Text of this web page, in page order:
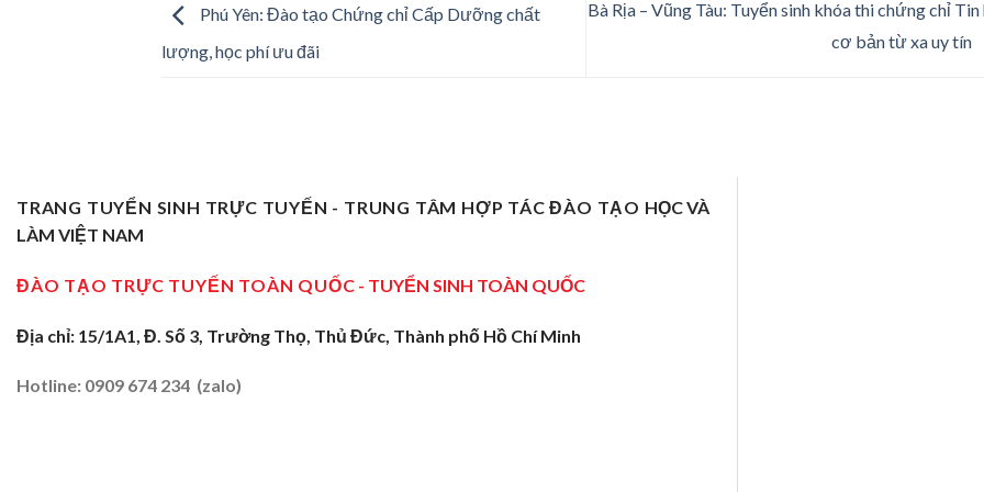
Phú Yên: Đào tạo Chứng chỉ Cấp Dưỡng chất
lượng, học phí ưu đãi
Bà Rịa – Vũng Tàu: Tuyển sinh khóa thi chứng chỉ Tin
cơ bản từ xa uy tín
TRANG TUYỂN SINH TRỰC TUYẾN - TRUNG TÂM HỢP TÁC ĐÀO TẠO HỌC VÀ
LÀM VIỆT NAM
ĐÀO TẠO TRỰC TUYẾN TOÀN QUỐC - TUYỂN SINH TOÀN QUỐC
Địa chỉ: 15/1A1, Đ. Số 3, Trường Thọ, Thủ Đức, Thành phố Hồ Chí Minh
Hotline: 0909 674 234 (zalo)